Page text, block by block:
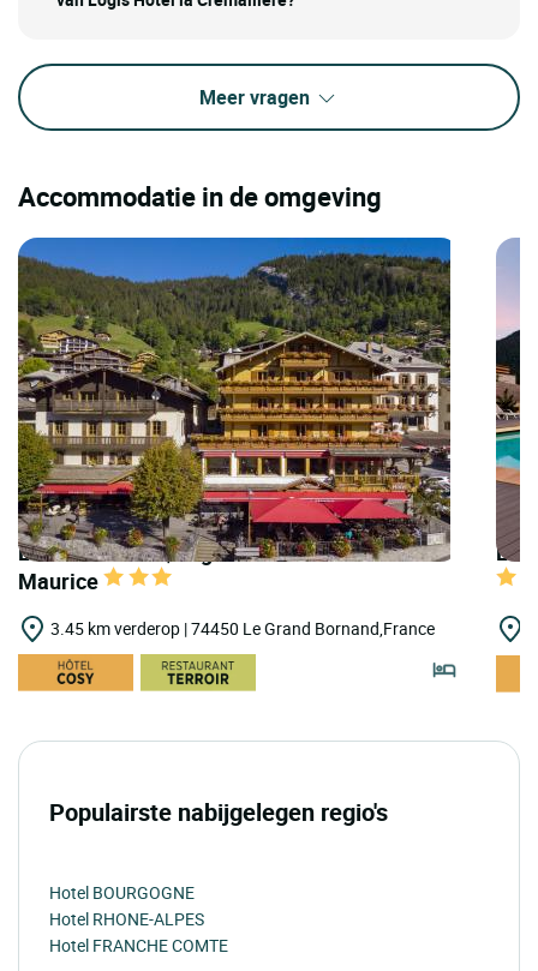
Meer vragen
Accommodatie in de omgeving
LOGIS HOTELS | Logis Hôtel la Croix Saint
Maurice
3.45 km verderop | 74450 Le Grand Bornand,France
Populairste nabijgelegen regio's
Hotel BOURGOGNE
Hotel RHONE-ALPES
Hotel FRANCHE COMTE